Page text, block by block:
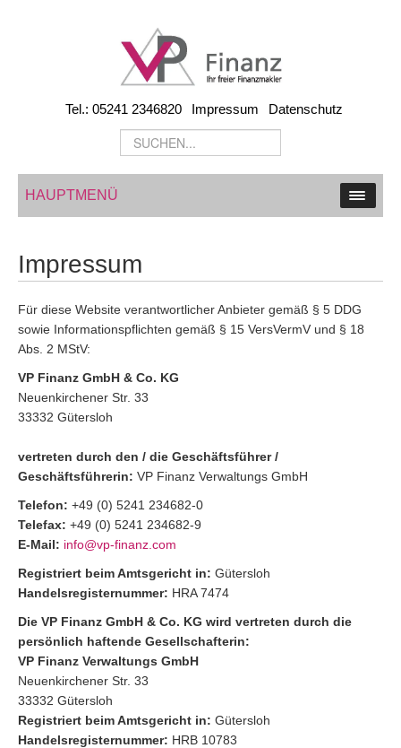
Tel.: 05241 2346820 Impressum Datenschutz
HAUPTMENÜ
Impressum
Für diese Website verantwortlicher Anbieter gemäß § 5 DDG
sowie Informationspflichten gemäß § 15 VersVermV und § 18
Abs. 2 MStV:
VP Finanz GmbH & Co. KG
Neuenkirchener Str. 33
33332 Gütersloh
vertreten durch den / die Geschäftsführer /
Geschäftsführerin: VP Finanz Verwaltungs GmbH
Telefon: +49 (0) 5241 234682-0
Telefax: +49 (0) 5241 234682-9
E-Mail: info@vp-finanz.com
Registriert beim Amtsgericht in: Gütersloh
Handelsregisternummer: HRA 7474
Die VP Finanz GmbH & Co. KG wird vertreten durch die
persönlich haftende Gesellschafterin:
VP Finanz Verwaltungs GmbH
Neuenkirchener Str. 33
33332 Gütersloh
Registriert beim Amtsgericht in: Gütersloh
Handelsregisternummer: HRB 10783